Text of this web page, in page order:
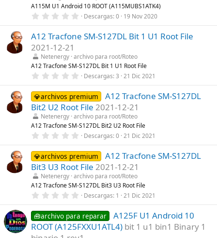
r
e
l
(
A115M U1 Android 10 ROOT (A115MUBS1ATK4)
0
0
0
e
t
r
e
l
a
(
s
Descargas 0 19 Nov 2020
A12 Tracfone SM-S127DL Bit 1 U1 Root File
2021-12-21
Netenergy archivo para root/Roteo
A12 Tracfone SM-S127DL Bit 1 U1 Root File
0
0
0
e
s
t
r
e
l
a
(
s
Descargas 3 21 Dic 2021
💎archivos premium
A12 Tracfone SM-S127DL
Bit2 U2 Root File 2021-12-21
Netenergy archivo para root/Roteo
A12 Tracfone SM-S127DL Bit2 U2 Root File
0
0
0
e
s
t
r
e
l
a
(
s
)
Descargas 0 21 Dic 2021
💎archivos premium
A12 Tracfone SM-S127DL
Bit3 U3 Root File 2021-12-21
Netenergy archivo para root/Roteo
A12 Tracfone SM-S127DL Bit3 U3 Root File
0
0
0
e
s
t
Descargas 1 21 Dic 2021
🧰archivo para reparar
A125F U1 Android 10
ROOT (A125FXXU1ATL4) bit 1 u1 bin1 Binary 1